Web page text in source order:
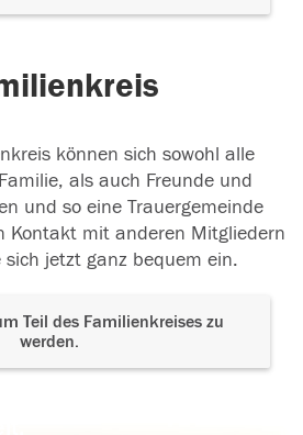
können sich sowohl alle
als auch Freunde und
und so eine Trauergemeinde
Kontakt mit anderen Mitgliedern
sich jetzt ganz bequem ein.
Teil des Familienkreises zu
werden.